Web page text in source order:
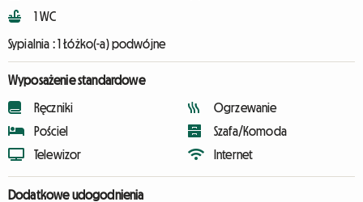
1 WC
Sypialnia :1 Łóżko(-a) podwójne
Wyposażenie standardowe
Ręczniki
Pościel
Telewizor
Ogrzewanie
Szafa/Komoda
Internet
Dodatkowe udogodnienia